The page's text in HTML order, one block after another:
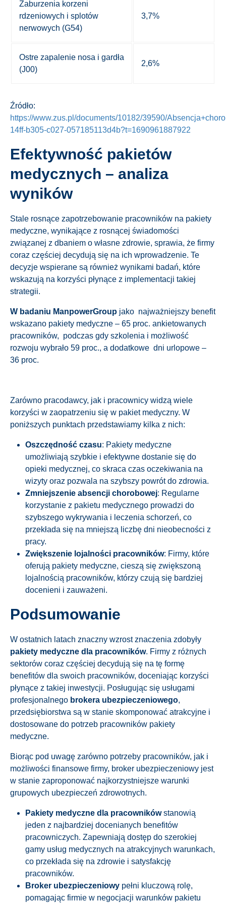
Zaburzenia korzeni
rdzeniowych i splotów
nerwowych (G54)
3,7%
Ostre zapalenie nosa i gardła
(J00)
2,6%
Źródło:
https://www.zus.pl/documents/10182/39590/
14ff-b305-c027-057185113d4b?t=1690961887922
Efektywność pakietów
medycznych – analiza
wyników
Stale rosnące zapotrzebowanie pracowników na pakiety
medyczne, wynikające z rosnącej świadomości
związanej z dbaniem o własne zdrowie, sprawia, że firmy
coraz częściej decydują się na ich wprowadzenie. Te
decyzje wspierane są również wynikami badań, które
wskazują na korzyści płynące z implementacji takiej
strategii.
W badaniu ManpowerGroup jako najważniejszy benefit
wskazano pakiety medyczne – 65 proc. ankietowanych
pracowników, podczas gdy szkolenia i możliwość
rozwoju wybrało 59 proc., a dodatkowe dni urlopowe –
36 proc.
Zarówno pracodawcy, jak i pracownicy widzą wiele
korzyści w zaopatrzeniu się w pakiet medyczny. W
poniższych punktach przedstawiamy kilka z nich:
Oszczędność czasu: Pakiety medyczne
umożliwiają szybkie i efektywne dostanie się do
opieki medycznej, co skraca czas oczekiwania na
wizyty oraz pozwala na szybszy powrót do zdrowia.
Zmniejszenie absencji chorobowej: Regularne
korzystanie z pakietu medycznego prowadzi do
szybszego wykrywania i leczenia schorzeń, co
przekłada się na mniejszą liczbę dni nieobecności z
pracy.
Zwiększenie lojalności pracowników: Firmy, które
oferują pakiety medyczne, cieszą się zwiększoną
lojalnością pracowników, którzy czują się bardziej
docenieni i zauważeni.
Podsumowanie
W ostatnich latach znaczny wzrost znaczenia zdobyły
pakiety medyczne dla pracowników. Firmy z różnych
sektorów coraz częściej decydują się na tę formę
benefitów dla swoich pracowników, doceniając korzyści
płynące z takiej inwestycji. Posługując się usługami
profesjonalnego brokera ubezpieczeniowego,
przedsiębiorstwa są w stanie skomponować atrakcyjne i
dostosowane do potrzeb pracowników pakiety
medyczne.
Biorąc pod uwagę zarówno potrzeby pracowników, jak i
możliwości finansowe firmy, broker ubezpieczeniowy jest
w stanie zaproponować najkorzystniejsze warunki
grupowych ubezpieczeń zdrowotnych.
Pakiety medyczne dla pracownikówstanowią
jeden z najbardziej docenianych benefitów
pracowniczych. Zapewniają dostęp do szerokiej
gamy usług medycznych na atrakcyjnych warunkach,
co przekłada się na zdrowie i satysfakcję
pracowników.
Broker ubezpieczeniowy pełni kluczową rolę,
pomagając firmie w negocjacji warunków pakietu